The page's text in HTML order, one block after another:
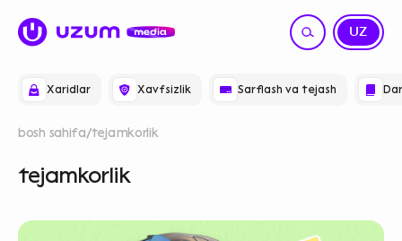
Xaridlar Xavfsizlik Sarflash va tejash
UZ
RU
bosh sahifa tejamkorlik
tejamkorlik